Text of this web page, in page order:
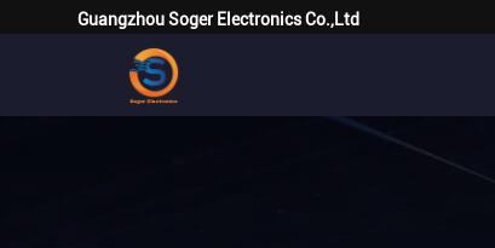
Guangzhou Soger Electronics Co.,Ltd